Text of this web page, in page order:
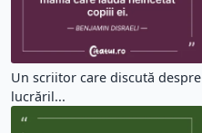
Un scriitor care discută despre
lucrăril...